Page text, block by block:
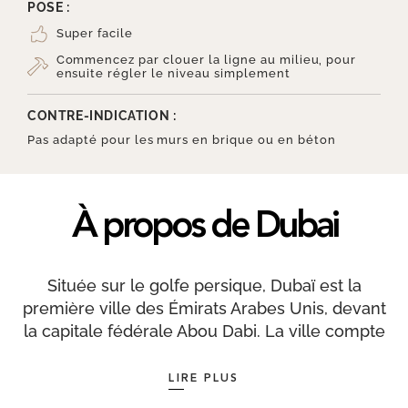
POSE :
Super facile
Commencez par clouer la ligne au milieu, pour
ensuite régler le niveau simplement
CONTRE-INDICATION :
Pas adapté pour les murs en brique ou en béton
À propos de Dubai
Située sur le golfe persique, Dubaï est la
première ville des Émirats Arabes Unis, devant
la capitale fédérale Abou Dabi. La ville compte
Rashid et le Khor Dubaï. Depuis ce dernier
LIRE PLUS